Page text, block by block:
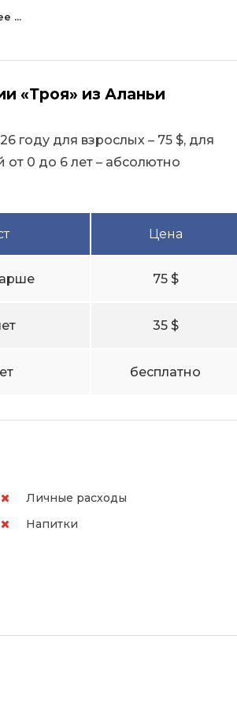
...
«Троя» из Аланьи
году для взрослых – 75 $, для
от 0 до 6 лет – абсолютно
Цена
75 $
35 $
бесплатно
Личные расходы
Напитки